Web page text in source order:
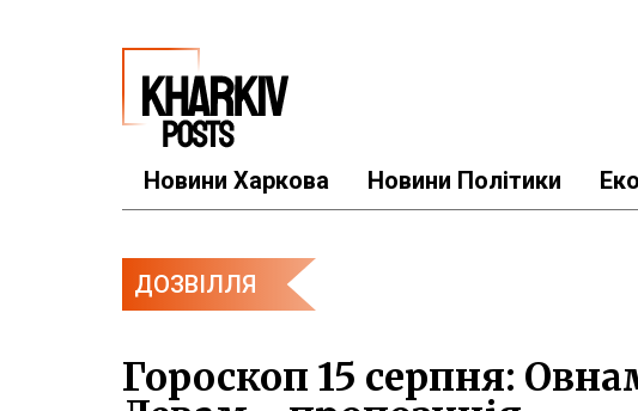
Новини Харкова Новини Політики
ДОЗВІЛЛЯ
Гороскоп 15 серпня: